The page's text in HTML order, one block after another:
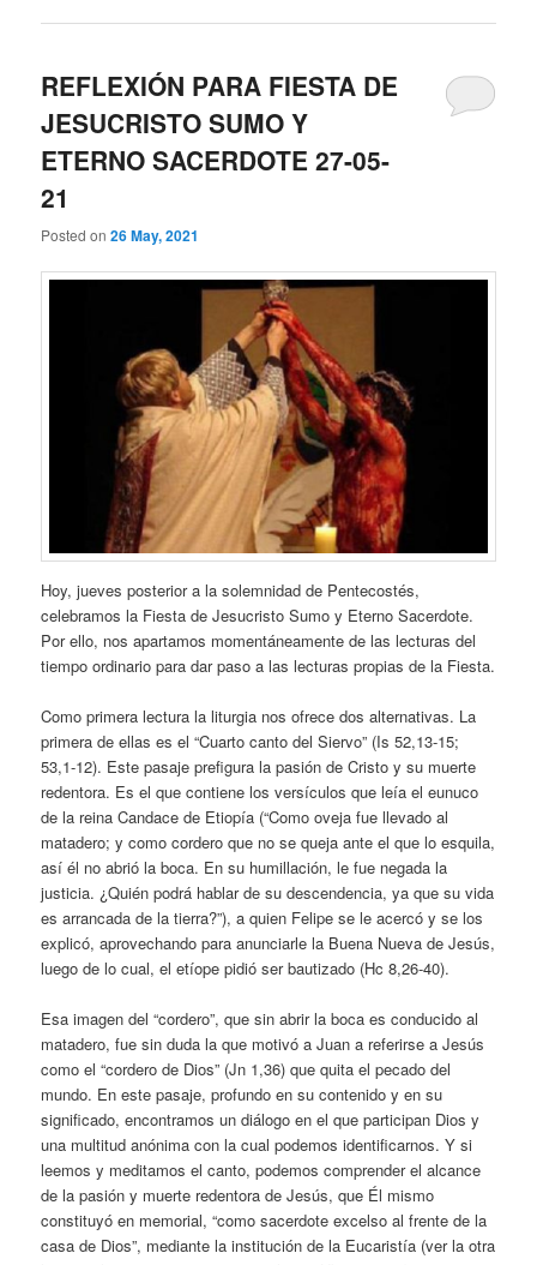
REFLEXIÓN PARA FIESTA DE
JESUCRISTO SUMO Y
ETERNO SACERDOTE 27-05-
21
Posted on26 May, 2021
Hoy, jueves posterior a la solemnidad de Pentecostés,
celebramos la Fiesta de Jesucristo Sumo y Eterno Sacerdote.
Por ello, nos apartamos momentáneamente de las lecturas del
tiempo ordinario para dar paso a las lecturas propias de la Fiesta.
Como primera lectura la liturgia nos ofrece dos alternativas. La
primera de ellas es el “Cuarto canto del Siervo” (Is 52,13-15;
53,1-12). Este pasaje prefigura la pasión de Cristo y su muerte
redentora. Es el que contiene los versículos que leía el eunuco
de la reina Candace de Etiopía (“Como oveja fue llevado al
matadero; y como cordero que no se queja ante el que lo esquila,
así él no abrió la boca. En su humillación, le fue negada la
justicia. ¿Quién podrá hablar de su descendencia, ya que su vida
es arrancada de la tierra?”), a quien Felipe se le acercó y se los
explicó, aprovechando para anunciarle la Buena Nueva de Jesús,
luego de lo cual, el etíope pidió ser bautizado (Hc 8,26-40).
Esa imagen del “cordero”, que sin abrir la boca es conducido al
matadero, fue sin duda la que motivó a Juan a referirse a Jesús
como el “cordero de Dios” (Jn 1,36) que quita el pecado del
mundo. En este pasaje, profundo en su contenido y en su
significado, encontramos un diálogo en el que participan Dios y
una multitud anónima con la cual podemos identificarnos. Y si
leemos y meditamos el canto, podemos comprender el alcance
de la pasión y muerte redentora de Jesús, que Él mismo
constituyó en memorial, “como sacerdote excelso al frente de la
casa de Dios”, mediante la institución de la Eucaristía (ver la otra